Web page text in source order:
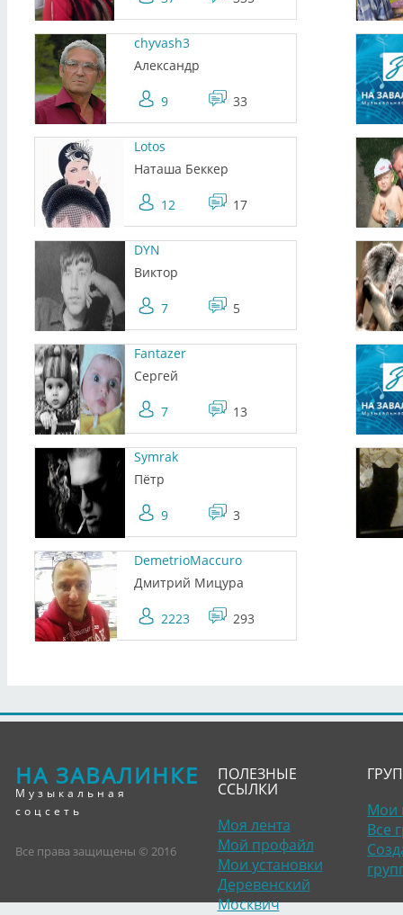
chyvash3
Александр
9 33
Lotos
Наташа Беккер
12 17
DYN
Виктор
7 5
Fantazer
Сергей
7 13
Symrak
Пётр
9 3
DemetrioMaccuro
Дмитрий Мицура
2223 293
НА ЗАВАЛИНКЕ
Музыкальная
соцсеть
Все права защищены © 2016
ПОЛЕЗНЫЕ
ССЫЛКИ
Моя лента
Мой профайл
Мои установки
Деревенский
Москвич
Мои
Все